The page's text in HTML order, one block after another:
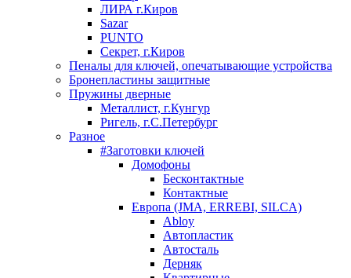
ЛИРА г.Киров
Sazar
PUNTO
Секрет, г.Киров
Пеналы для ключей, опечатывающие устройства
Бронепластины защитные
Пружины дверные
Металлист, г.Кунгур
Ригель, г.С.Петербург
Разное
#Заготовки ключей
Домофоны
Бесконтактные
Контактные
Европа (JMA, ERREBI, SILCA)
Abloy
Автопластик
Автосталь
Дерняк